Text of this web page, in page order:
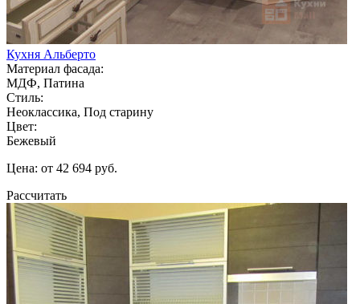
Кухня Альберто
Материал фасада:
МДФ, Патина
Стиль:
Неоклассика, Под старину
Цвет:
Бежевый
Цена: от 42 694 руб.
Рассчитать